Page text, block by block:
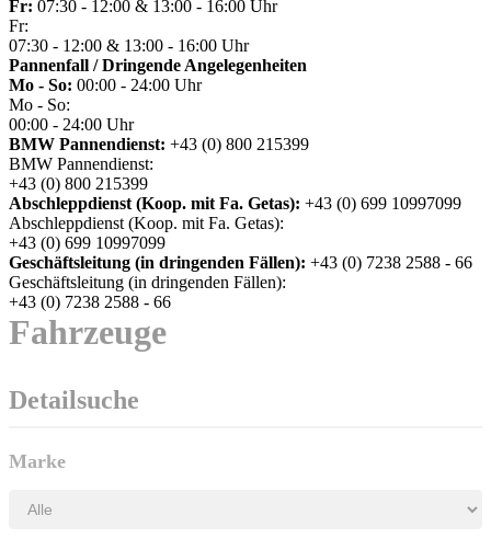
Fr: 07:30 - 12:00 & 13:00 - 16:00 Uhr
Fr:
07:30 - 12:00 & 13:00 - 16:00 Uhr
Pannenfall / Dringende Angelegenheiten
Mo - So: 00:00 - 24:00 Uhr
Mo - So:
00:00 - 24:00 Uhr
BMW Pannendienst: +43 (0) 800 215399
BMW Pannendienst:
+43 (0) 800 215399
Abschleppdienst (Koop. mit Fa. Getas): +43 (0) 699 10997099
Abschleppdienst (Koop. mit Fa. Getas):
+43 (0) 699 10997099
Geschäftsleitung (in dringenden Fällen): +43 (0) 7238 2588 - 66
Geschäftsleitung (in dringenden Fällen):
+43 (0) 7238 2588 - 66
Fahrzeuge
Detailsuche
Marke